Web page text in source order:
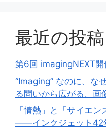
最近の投稿
第6回 imagingNEXT開
“Imaging” なのに、な
る問いから広がる、画
「情熱」と「サイエ
——インクジェット42